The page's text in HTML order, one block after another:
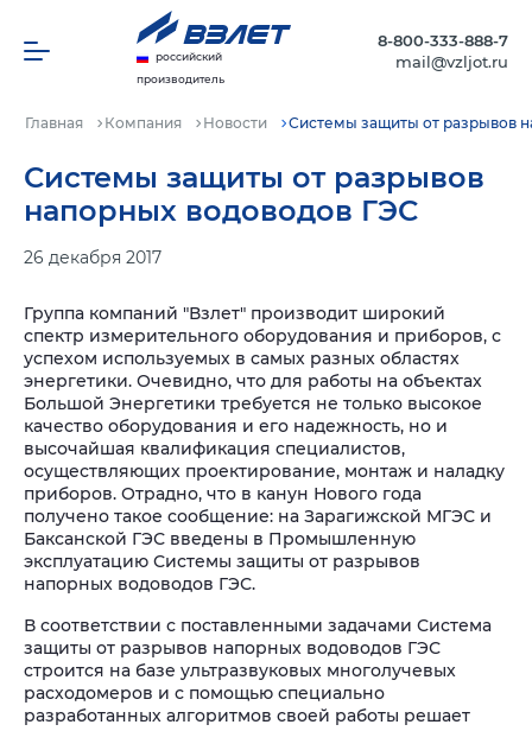
российский
производитель
8-800-333-888-7
mail@vzljot.ru
Главная Компания Новости Системы защиты от разрывов
Системы защиты от разрывов
напорных водоводов ГЭС
26 декабря 2017
Группа компаний "Взлет" производит широкий
спектр измерительного оборудования и приборов, с
успехом используемых в самых разных областях
энергетики. Очевидно, что для работы на объектах
Большой Энергетики требуется не только высокое
качество оборудования и его надежность, но и
высочайшая квалификация специалистов,
осуществляющих проектирование, монтаж и наладку
приборов. Отрадно, что в канун Нового года
получено такое сообщение: на Зарагижской МГЭС и
Баксанской ГЭС введены в Промышленную
эксплуатацию Системы защиты от разрывов
напорных водоводов ГЭС.
В соответствии с поставленными задачами Система
защиты от разрывов напорных водоводов ГЭС
строится на базе ультразвуковых многолучевых
расходомеров и с помощью специально
разработанных алгоритмов своей работы решает